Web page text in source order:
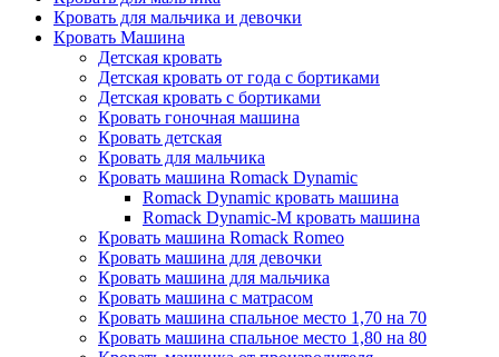
Кровать для мальчика и девочки
Кровать Машина
Детская кровать
Детская кровать от года с бортиками
Детская кровать с бортиками
Кровать гоночная машина
Кровать детская
Кровать для мальчика
Кровать машина Romack Dynamic
Romack Dynamic кровать машина
Romack Dynamic-M кровать машина
Кровать машина Romack Romeo
Кровать машина для девочки
Кровать машина для мальчика
Кровать машина с матрасом
Кровать машина спальное место 1,70 на 70
Кровать машина спальное место 1,80 на 80